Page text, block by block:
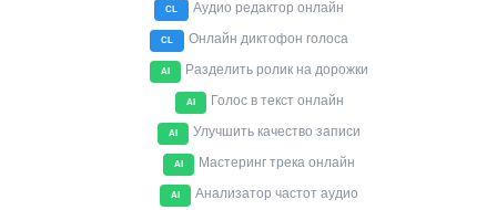
CL Аудио редактор онлайн
CL Онлайн диктофон голоса
AI Разделить ролик на дорожки
AI Голос в текст онлайн
AI Улучшить качество записи
AI Мастеринг трека онлайн
AI Анализатор частот аудио